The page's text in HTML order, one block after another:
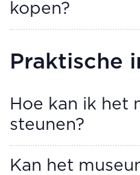
kopen?
Praktische
Hoe kan ik het
steunen?
Kan het